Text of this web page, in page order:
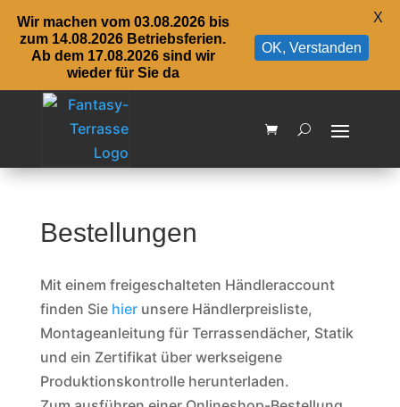
Bestellungen
Mit einem freigeschalteten Händleraccount
finden Sie hierunsere Händlerpreisliste,
Montageanleitung für Terrassendächer, Statik
und ein Zertifikat über werkseigene
Produktionskontrolle herunterladen.
Wir machen vom 03.08.2026 bis
zum 14.08.2026 Betriebsferien.
Ab dem 17.08.2026 sind wir
wieder für Sie da
OK, Verstanden
X